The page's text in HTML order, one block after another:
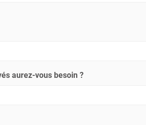
aurez-vous besoin ?